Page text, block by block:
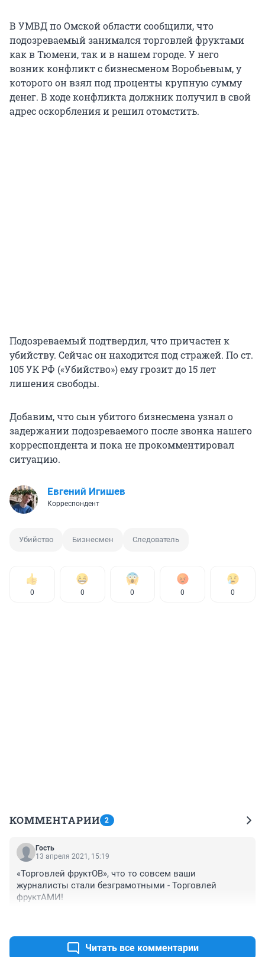
В УМВД по Омской области сообщили, что
подозреваемый занимался торговлей фруктами
как в Тюмени, так и в нашем городе. У него
возник конфликт с бизнесменом Воробьевым, у
которого он взял под проценты крупную сумму
денег. В ходе конфликта должник получил в свой
адрес оскорбления и решил отомстить.
Подозреваемый подтвердил, что причастен к
убийству. Сейчас он находится под стражей. По ст.
105 УК РФ («Убийство») ему грозит до 15 лет
лишения свободы.
Добавим, что сын убитого бизнесмена узнал о
задержании подозреваемого после звонка нашего
корреспондента и пока не прокомментировал
ситуацию.
Евгений Игишев
Корреспондент
Убийство Бизнесмен Следователь
0 0 0 0 0
КОММЕНТАРИИ 2
Гость
13 апреля 2021, 15:19
«Торговлей фруктОВ», что то совсем ваши
журналисты стали безграмотными - Торговлей
фруктАМИ!
Читать все комментарии